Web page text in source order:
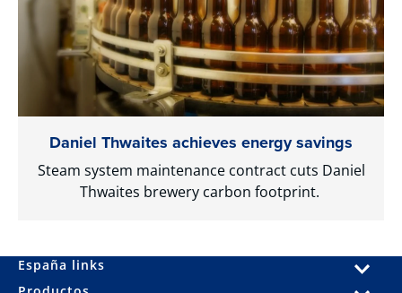
Daniel Thwaites achieves energy savings
Steam system maintenance contract cuts Daniel
Thwaites brewery carbon footprint.
España links